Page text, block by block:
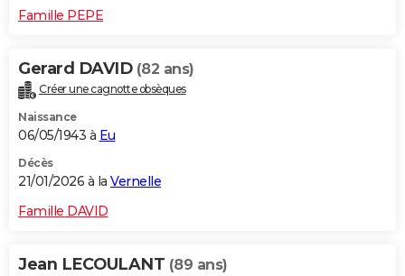
Carte de Noël
Carte Bonne année
Carte Saint-Valentin
Carte Pâques
Carte d'anniversaire
DICTIONNAIRE
Dictionnaire
Biographies
Citations
Expressions
Proverbes
PROGRAMME TV
S'inscrire
Se connecter
Lycées
Collèges
Primaires
Universités
Entreprises
Service militaire
Avis de recherche
AVIS DE DÉCÈS
FORUM
Famille PEPE
Gerard DAVID (82 ans)
Créer une cagnotte obsèques
Naissance
06/05/1943 à Eu
Décès
21/01/2026 à la Vernelle
Famille DAVID
Jean LECOULANT (89 ans)